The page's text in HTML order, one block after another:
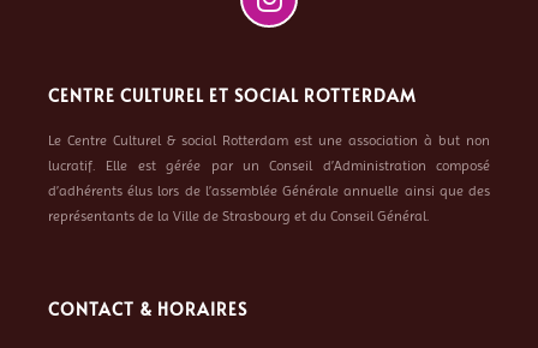
CENTRE CULTUREL ET SOCIAL ROTTERDAM
Le Centre Culturel & social Rotterdam est une association à but non
lucratif. Elle est gérée par un Conseil d’Administration composé
d’adhérents élus lors de l’assemblée Générale annuelle ainsi que des
représentants de la Ville de Strasbourg et du Conseil Général.
CONTACT & HORAIRES